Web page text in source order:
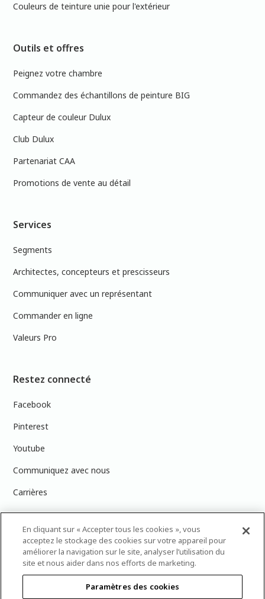
Couleurs de teinture unie pour l'extérieur
Outils et offres
Peignez votre chambre
Commandez des échantillons de peinture BIG
Capteur de couleur Dulux
Club Dulux
Partenariat CAA
Promotions de vente au détail
Services
Segments
Architectes, concepteurs et prescisseurs
Communiquer avec un représentant
Commander en ligne
Valeurs Pro
Restez connecté
Facebook
Pinterest
Youtube
Communiquez avec nous
Carrières
PRÉCISION DES COULEURS : Veuillez noter que les couleurs affichées à
l’écran peuvent ne pas correspondre exactement aux couleurs de
peinture réelles en raison des variations de calibration des écrans.
Vous pouvez apporter les numéros d’échantillons de couleur de
En cliquant sur « Accepter tous les cookies », vous
acceptez le stockage des cookies sur votre appareil pour
améliorer la navigation sur le site, analyser l’utilisation du
site et nous aider dans nos efforts de marketing.
Paramètres des cookies